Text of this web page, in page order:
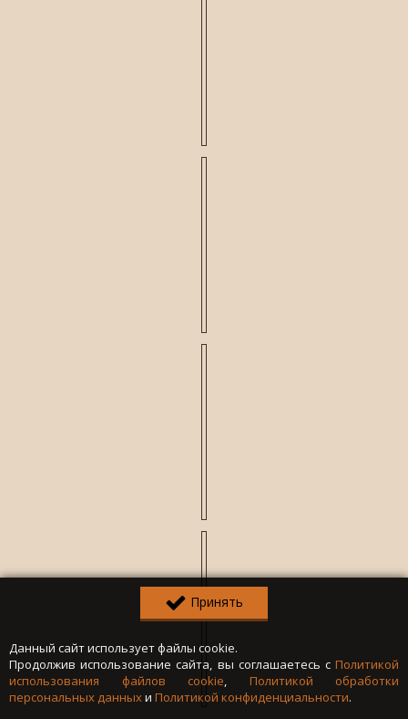
Принять
Данный сайт использует файлы cookie.
Продолжив использование сайта, вы соглашаетесь с Политикой
использования файлов cookie, Политикой обработки
персональных данныхи Политикой конфиденциальности.